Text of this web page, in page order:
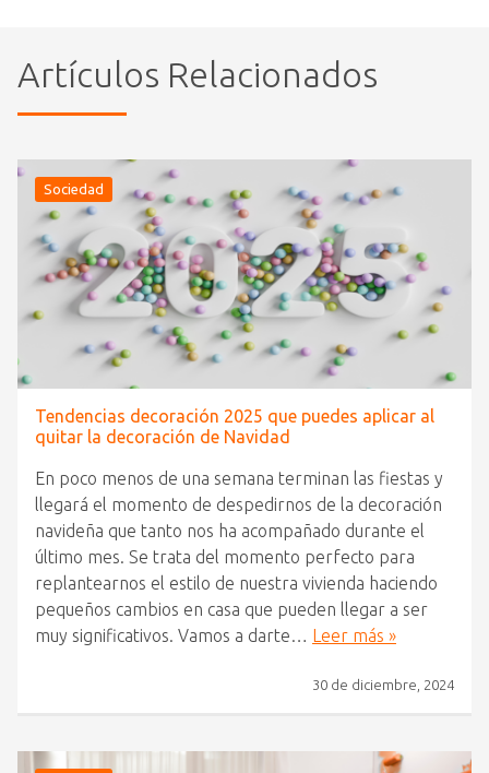
Artículos Relacionados
Sociedad
Tendencias decoración 2025 que puedes aplicar al
quitar la decoración de Navidad
En poco menos de una semana terminan las fiestas y
llegará el momento de despedirnos de la decoración
navideña que tanto nos ha acompañado durante el
último mes. Se trata del momento perfecto para
replantearnos el estilo de nuestra vivienda haciendo
pequeños cambios en casa que pueden llegar a ser
muy significativos. Vamos a darte… Leer más »
30 de diciembre, 2024